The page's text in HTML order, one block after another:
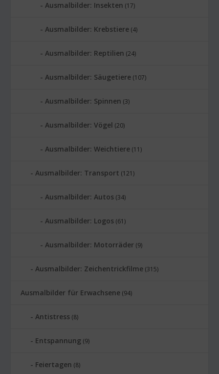
Ausmalbilder: Insekten (17)
Ausmalbilder: Krebstiere (4)
Ausmalbilder: Reptilien (24)
Ausmalbilder: Säugetiere (107)
Ausmalbilder: Spinnen (3)
Ausmalbilder: Vögel (20)
Ausmalbilder: Weichtiere (11)
Ausmalbilder: Transport (121)
Ausmalbilder: Autos (34)
Ausmalbilder: Logos (61)
Ausmalbilder: Motorräder (9)
Ausmalbilder: Zeichentrickfilme (315)
Ausmalbilder für Erwachsene (94)
Antistress (8)
Entspannung (9)
Feiertagen (8)